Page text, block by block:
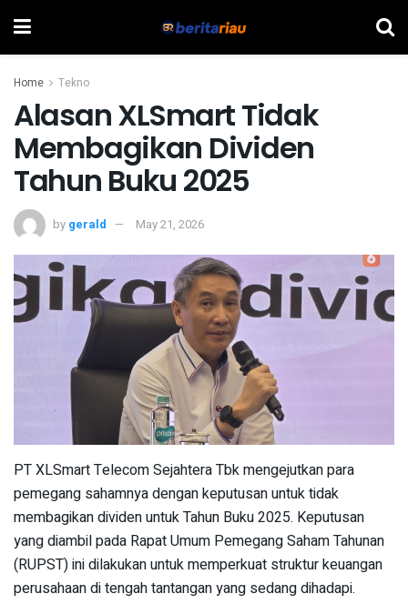
Home Tekno
Alasan XLSmart Tidak
Membagikan Dividen
Tahun Buku 2025
by gerald May 21, 2026
PT XLSmart Telecom Sejahtera Tbk mengejutkan para
pemegang sahamnya dengan keputusan untuk tidak
membagikan dividen untuk Tahun Buku 2025. Keputusan
yang diambil pada Rapat Umum Pemegang Saham Tahunan
(RUPST) ini dilakukan untuk memperkuat struktur keuangan
perusahaan di tengah tantangan yang sedang dihadapi.